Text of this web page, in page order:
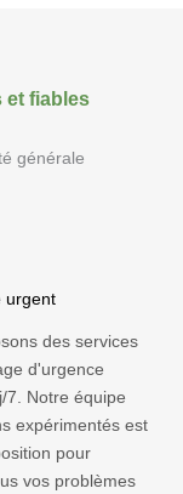
et fiables
générale
urgent
des services
d'urgence
7. Notre équipe
expérimentés est
pour
vos problèmes